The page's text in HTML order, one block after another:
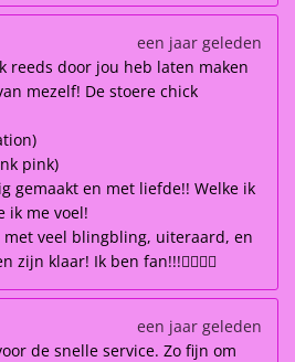
een jaar geleden
reeds door jou heb laten maken
mezelf! De stoere chick
pink)
gemaakt en met liefde!! Welke ik
ik me voel!
veel blingbling, uiteraard, en
klaar! Ik ben fan!!!👌🏽👌🏽
een jaar geleden
de snelle service. Zo fijn om